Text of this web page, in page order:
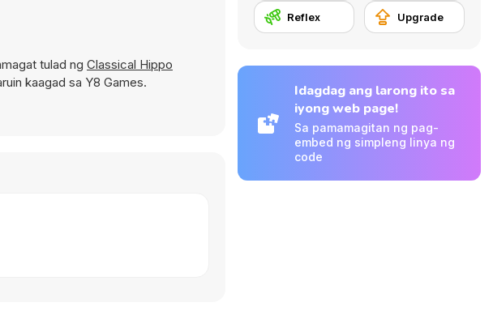
tulad ng Classical Hippo
kaagad sa Y8 Games.
Reflex Upgrade
Idagdag ang larong ito sa
iyong web page!
Sa pamamagitan ng pag-
embed ng simpleng linya ng
code